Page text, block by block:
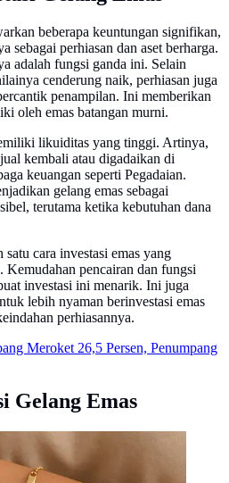
beberapa keuntungan signifikan,
sebagai perhiasan dan aset berharga.
adalah fungsi ganda ini. Selain
cenderung naik, perhiasan juga
penampilan. Ini memberikan
oleh emas batangan murni.
likuiditas yang tinggi. Artinya,
kembali atau digadaikan di
keuangan seperti Pegadaian.
gelang emas sebagai
terutama ketika kebutuhan dana
satu cara investasi emas yang
Kemudahan pencairan dan fungsi
investasi ini menarik. Ini juga
lebih nyaman berinvestasi emas
perhiasannya.
Meroket 26,5 Persen, Penumpang
Gelang Emas